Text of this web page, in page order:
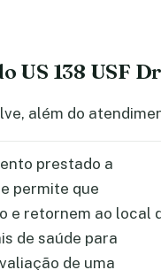
US 138 USF
além do
prestado a
permite que
e retornem ao local
de saúde para
de uma